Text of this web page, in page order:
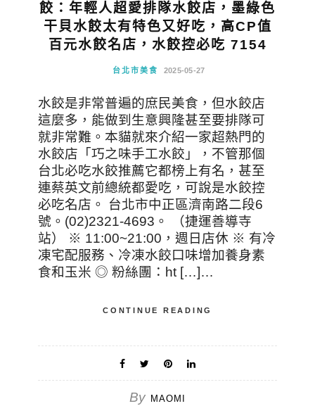
餃：年輕人超愛排隊水餃店，墨綠色
干貝水餃太有特色又好吃，高CP值
百元水餃名店，水餃控必吃 7154
台北市美食 2025-05-27
水餃是非常普遍的庶民美食，但水餃店
這麼多，能做到生意興隆甚至要排隊可
就非常難。本貓就來介紹一家超熱門的
水餃店「巧之味手工水餃」，不管那個
台北必吃水餃推薦它都榜上有名，甚至
連蔡英文前總統都愛吃，可說是水餃控
必吃名店。 台北市中正區濟南路二段6
號。(02)2321-4693。 （捷運善導寺
站） ※ 11:00~21:00，週日店休 ※ 有冷
凍宅配服務、冷凍水餃口味增加養身素
食和玉米 ◎ 粉絲團：ht […]…
CONTINUE READING
By MAOMI